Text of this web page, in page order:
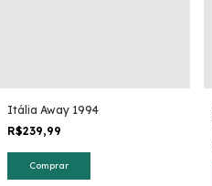
Itália Away 1994
R$239,99
Comprar